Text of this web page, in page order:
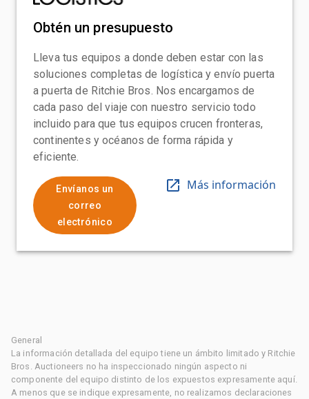
Obtén un presupuesto
Lleva tus equipos a donde deben estar con las
soluciones completas de logística y envío puerta
a puerta de Ritchie Bros. Nos encargamos de
cada paso del viaje con nuestro servicio todo
incluido para que tus equipos crucen fronteras,
continentes y océanos de forma rápida y
eficiente.
Envíanos un
correo
electrónico
Más información
General
La información detallada del equipo tiene un ámbito limitado y Ritchie
Bros. Auctioneers no ha inspeccionado ningún aspecto ni
componente del equipo distinto de los expuestos expresamente aquí.
A menos que se indique expresamente, no realizamos declaraciones